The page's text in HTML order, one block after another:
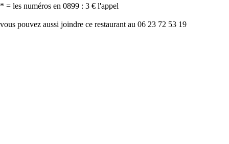
* = les numéros en 0899 : 3 € l'appel
vous pouvez aussi joindre ce restaurant au 06 23 72 53 19